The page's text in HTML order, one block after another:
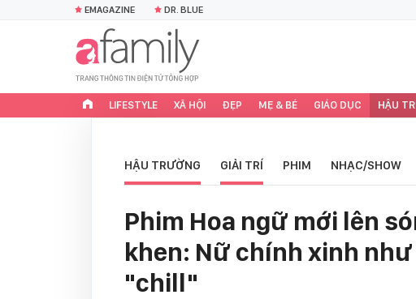
EMAGAZINE DR. BLUE
LIFESTYLE XÃ HỘI ĐẸP MẸ & BÉ GIÁO DỤC HẬU
HẬU TRƯỜNG GIẢI TRÍ PHIM NHẠC/SHOW
Phim Hoa ngữ mới lên
khen: Nữ chính xinh
"chill"